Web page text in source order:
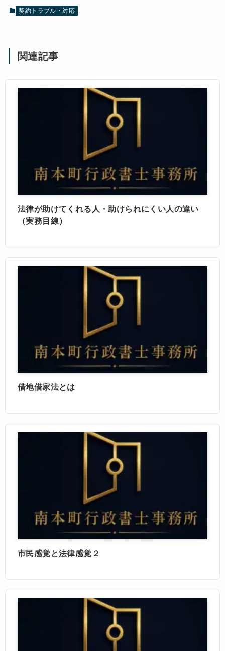
契約トラブル・対応
関連記事
法律が助けてくれる人・助けられにくい人の違い
（実務目線）
借地借家法とは
市民感覚と法律感覚２